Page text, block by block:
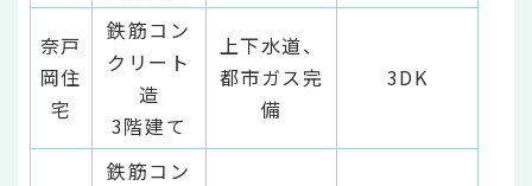
奈戸
岡住
宅
鉄筋コン
クリート
造
3階建て
上下水道、
都市ガス完
備
3DK
鉄筋コン